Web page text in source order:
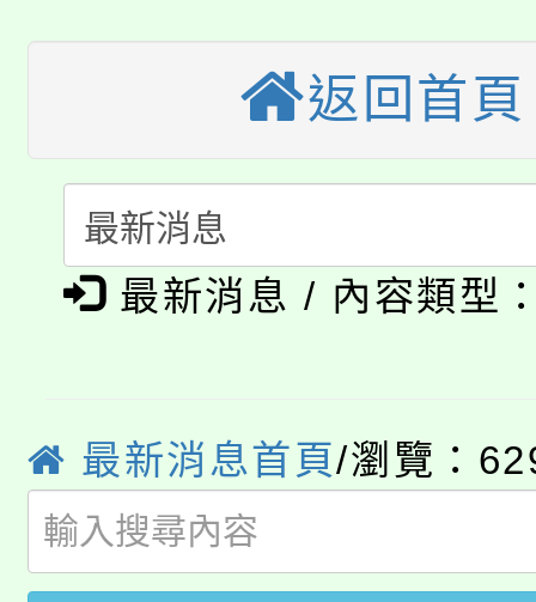
田徑場及游泳池舉行。
視費優惠，中低收入戶
半價優惠，詳情可洽有
者。
大園自造教育及科技
份教師增能研習
大溪自造教育及科技中
份教師研習
淨零綠生活教案入校路
會
公告本校115學年度第
「本色祭」8/29、30
徵才活動。
YOUNG桃局內行報名
局官網。
8月14至27日，桃園電
開!
115年桃園市運動會8/
返回首頁
最新消息 / 內容類型
最新消息首頁/瀏覽：